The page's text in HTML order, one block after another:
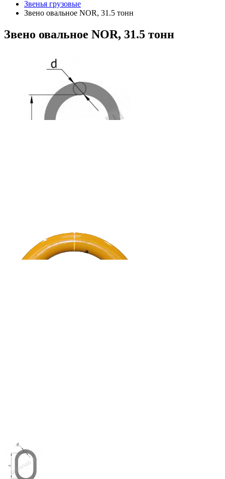
Звенья грузовые
Звено овальное NOR, 31.5 тонн
Звено овальное NOR, 31.5 тонн